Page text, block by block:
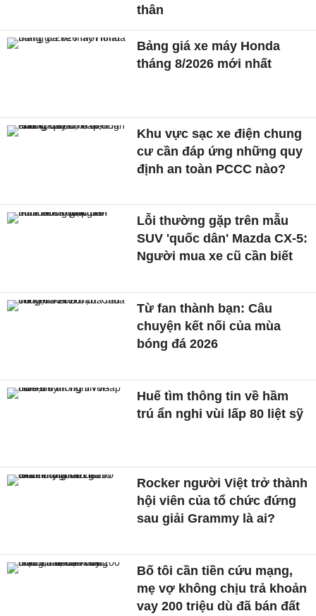
thân
Bảng giá xe máy Honda
tháng 8/2026 mới nhất
Khu vực sạc xe điện chung
cư cần đáp ứng những quy
định an toàn PCCC nào?
Lỗi thường gặp trên mẫu
SUV 'quốc dân' Mazda CX-5:
Người mua xe cũ cần biết
Từ fan thành bạn: Câu
chuyện kết nối của mùa
bóng đá 2026
Huế tìm thông tin về hầm
trú ẩn nghi vùi lấp 80 liệt sỹ
Rocker người Việt trở thành
hội viên của tổ chức đứng
sau giải Grammy là ai?
Bố tôi cần tiền cứu mạng,
mẹ vợ không chịu trả khoản
vay 200 triệu dù đã bán đất